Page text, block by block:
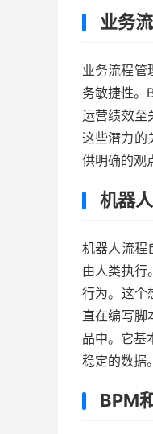
业务
业务流程管
务敏捷性。
运营绩效至
这些潜力的
供明确的观
机器
机器人流程
由人类执行
行为。这个
直在编写脚
品中。它基
稳定的数据。
BPM